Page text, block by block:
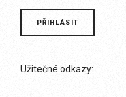
Užitečné odkazy: